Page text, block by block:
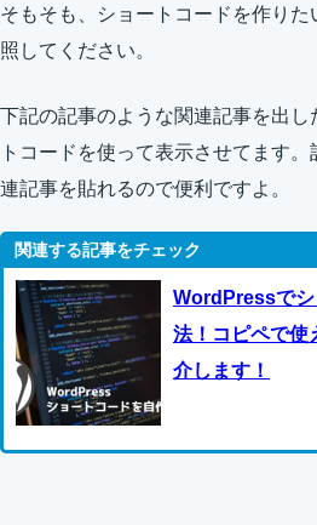
そもそも、ショートコードを作り
照してください。
下記の記事のような関連記事を出
トコードを使って表示させてます
連記事を貼れるので便利ですよ。
WordPressでシ
法！コピペで使
介します！